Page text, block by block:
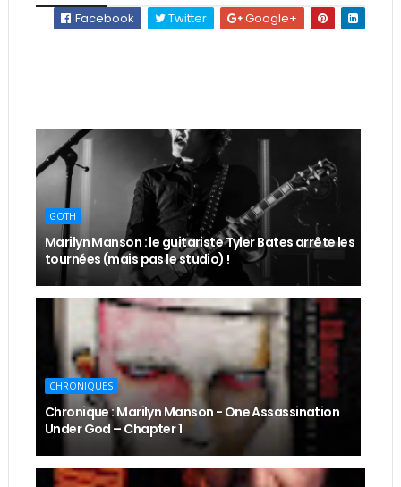
Facebook
Twitter Google+
GOTH
Marilyn Manson : le guitariste Tyler Bates arrête les
tournées (mais pas le studio) !
CHRONIQUES
Chronique : Marilyn Manson - One Assassination
Under God – Chapter 1